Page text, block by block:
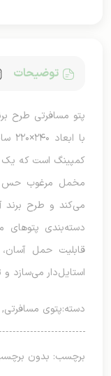
توضیحات
پتو مسافرتی طرح
با
کمپینگ است که
مخمل مرغوب حس
می‌کند و طرح برند
دسته‌بندی پتوهای
قابلیت حمل
استایل‌دار می‌سازد
دسته:پتوی مسافرتی,
برچسب: بدون